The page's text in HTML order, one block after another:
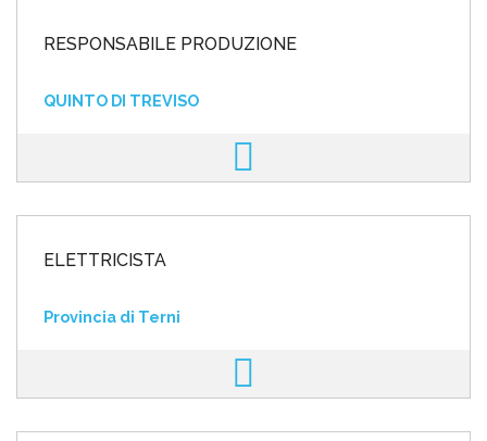
RESPONSABILE PRODUZIONE
QUINTO DI TREVISO
ELETTRICISTA
Provincia di Terni